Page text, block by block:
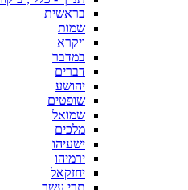
בראשית
שמות
ויקרא
במדבר
דברים
יהושע
שופטים
שמואל
מלכים
ישעיהו
ירמיהו
יחזקאל
תרי עשר